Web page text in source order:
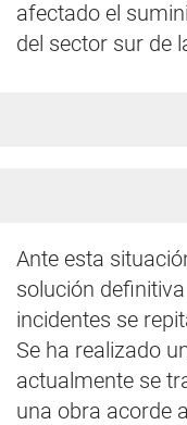
afectado el
del sector sur de
Ante esta
solución
incidentes se
Se ha realizado
actualmente se
una obra acorde